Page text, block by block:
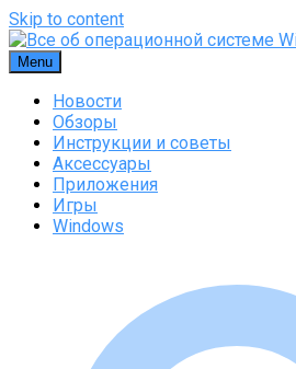
Skip to content
Menu
Новости
Обзоры
Инструкции и советы
Аксессуары
Приложения
Игры
Windows